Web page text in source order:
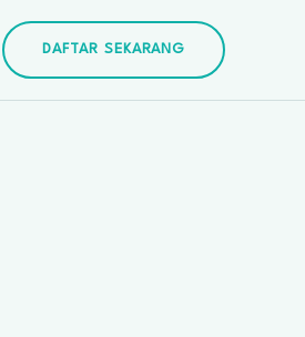
DAFTAR SEKARANG